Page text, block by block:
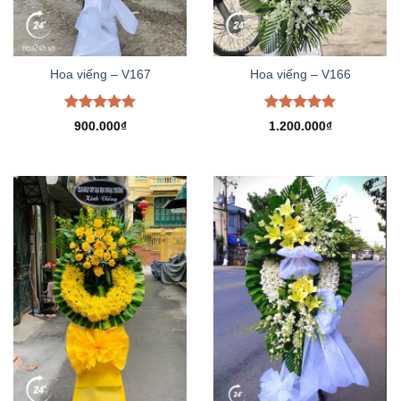
Hoa viếng – V167
Được xếp
900.000₫
Hoa viếng – V166
Được xếp
1.200.000₫